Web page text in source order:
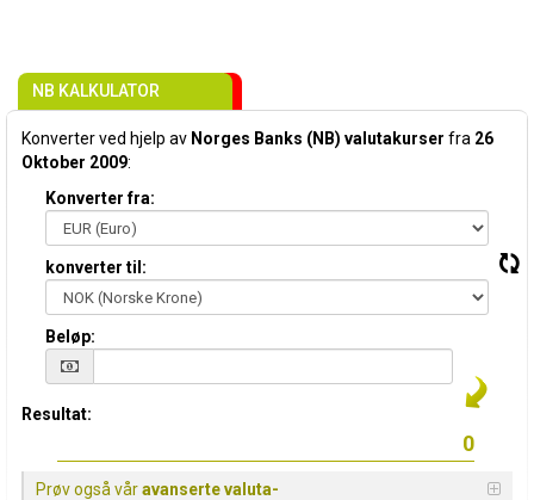
NB KALKULATOR
Konverter ved hjelp av Norges Banks (NB) valutakurser fra 26
Oktober 2009:
Konverter fra:
konverter til:
Beløp:
Resultat:
Prøv også våravanserte valuta-